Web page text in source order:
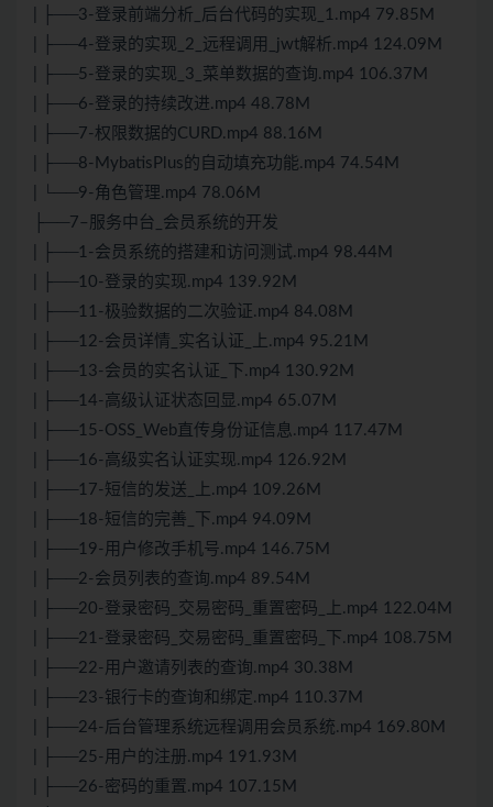
| ├──3-登录前端分析_后台代码的实现_1.mp4 79.85M
| ├──4-登录的实现_2_远程调用_jwt解析.mp4 124.09M
| ├──5-登录的实现_3_菜单数据的查询.mp4 106.37M
| ├──6-登录的持续改进.mp4 48.78M
| ├──7-权限数据的CURD.mp4 88.16M
| ├──8-MybatisPlus的自动填充功能.mp4 74.54M
| └──9-角色管理.mp4 78.06M
├──7–服务中台_会员系统的开发
| ├──1-会员系统的搭建和访问测试.mp4 98.44M
| ├──10-登录的实现.mp4 139.92M
| ├──11-极验数据的二次验证.mp4 84.08M
| ├──12-会员详情_实名认证_上.mp4 95.21M
| ├──13-会员的实名认证_下.mp4 130.92M
| ├──14-高级认证状态回显.mp4 65.07M
| ├──15-OSS_Web直传身份证信息.mp4 117.47M
| ├──16-高级实名认证实现.mp4 126.92M
| ├──17-短信的发送_上.mp4 109.26M
| ├──18-短信的完善_下.mp4 94.09M
| ├──19-用户修改手机号.mp4 146.75M
| ├──2-会员列表的查询.mp4 89.54M
| ├──20-登录密码_交易密码_重置密码_上.mp4 122.04M
| ├──21-登录密码_交易密码_重置密码_下.mp4 108.75M
| ├──22-用户邀请列表的查询.mp4 30.38M
| ├──23-银行卡的查询和绑定.mp4 110.37M
| ├──24-后台管理系统远程调用会员系统.mp4 169.80M
| ├──25-用户的注册.mp4 191.93M
| ├──26-密码的重置.mp4 107.15M